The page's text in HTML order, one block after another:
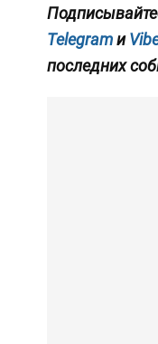
Telegramи
последних